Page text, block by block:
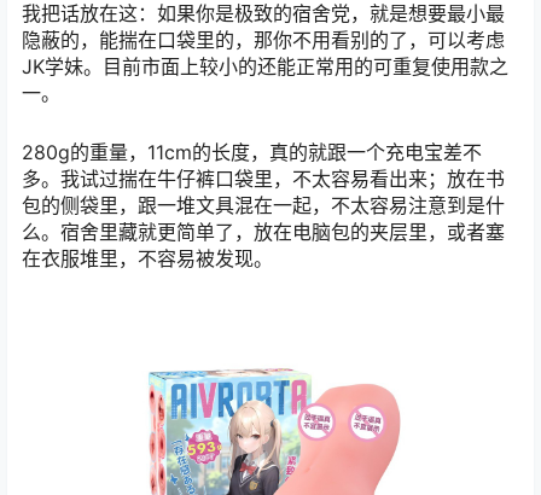
我把话放在这：如果你是极致的宿舍党，就是想要最小最
隐蔽的，能揣在口袋里的，那你不用看别的了，可以考虑
JK学妹。目前市面上较小的还能正常用的可重复使用款之
一。
280g的重量，11cm的长度，真的就跟一个充电宝差不
多。我试过揣在牛仔裤口袋里，不太容易看出来；放在书
包的侧袋里，跟一堆文具混在一起，不太容易注意到是什
么。宿舍里藏就更简单了，放在电脑包的夹层里，或者塞
在衣服堆里，不容易被发现。